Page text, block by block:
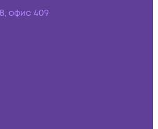
офис 409